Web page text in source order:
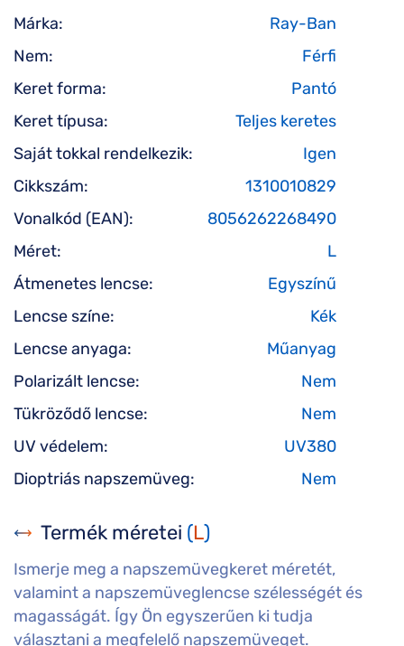
Márka:
Ray-Ban
Nem:
Férfi
Keret forma:
Pantó
Keret típusa:
Teljes keretes
Saját tokkal rendelkezik:
Igen
Cikkszám:
1310010829
Vonalkód (EAN):
8056262268490
Méret:
L
Átmenetes lencse:
Egyszínű
Lencse színe:
Kék
Lencse anyaga:
Műanyag
Polarizált lencse:
Nem
Tükröződő lencse:
Nem
UV védelem:
UV380
Dioptriás napszemüveg:
Nem
Termék méretei (L)
Ismerje meg a napszemüvegkeret méretét,
valamint a napszemüveglencse szélességét és
magasságát. Így Ön egyszerűen ki tudja
választani a megfelelő napszemüveget.